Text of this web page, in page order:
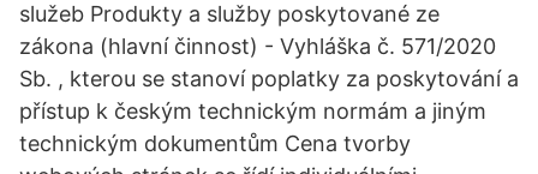
služeb Produkty a služby poskytované ze
zákona (hlavní činnost) - Vyhláška č. 571/2020
Sb. , kterou se stanoví poplatky za poskytování a
přístup k českým technickým normám a jiným
technickým dokumentům Cena tvorby